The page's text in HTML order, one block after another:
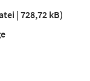
728,72 kB